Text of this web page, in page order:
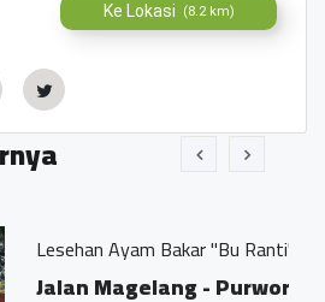
Ke Lokasi (8.2 km)
Ayam Bakar "Bu Ranti"
Magelang - Purworejo